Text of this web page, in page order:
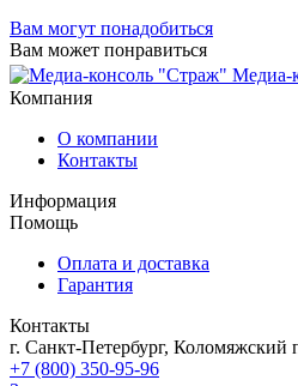
Вам могут понадобиться
Вам может понравиться
Медиа-
Компания
О компании
Контакты
Информация
Помощь
Оплата и доставка
Гарантия
Контакты
г. Санкт-Петербург, Коломяжский
+7 (800) 350-95-96